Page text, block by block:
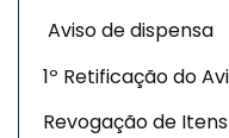
Aviso de dispensa
1º Retificação do
Revogação de Itens